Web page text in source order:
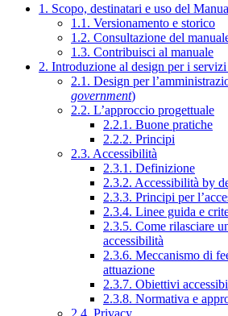
1. Scopo, destinatari e uso del
1.1. Versionamento e storico
1.2. Consultazione del
1.3. Contribuisci al manuale
2. Introduzione al design per i
2.1. Design per
government)
2.2. L’approccio progettuale
2.2.1. Buone pratiche
2.2.2. Principi
2.3. Accessibilità
2.3.1. Definizione
2.3.2. Accessibilità by
2.3.3. Principi per
2.3.4. Linee guida e
2.3.5. Come rilasciare
accessibilità
2.3.6. Meccanismo di
attuazione
2.3.7. Obiettivi
2.3.8. Normativa e
2.4. Privacy